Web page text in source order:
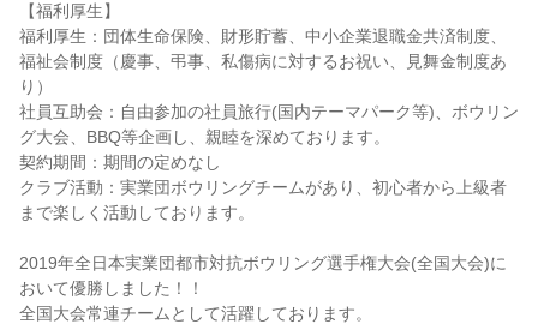
【福利厚生】
福利厚生：団体生命保険、財形貯蓄、中小企業退職金共済制度、
福祉会制度（慶事、弔事、私傷病に対するお祝い、見舞金制度あ
り）
社員互助会：自由参加の社員旅行(国内テーマパーク等)、ボウリン
グ大会、BBQ等企画し、親睦を深めております。
契約期間：期間の定めなし
クラブ活動：実業団ボウリングチームがあり、初心者から上級者
まで楽しく活動しております。
2019年全日本実業団都市対抗ボウリング選手権大会(全国大会)に
おいて優勝しました！！
全国大会常連チームとして活躍しております。